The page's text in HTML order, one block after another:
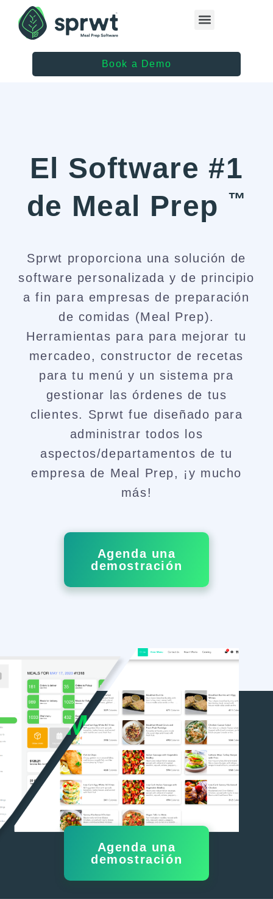
Book a Demo
El Software #1
de Meal Prep ™
Sprwt proporciona una solución de
software personalizada y de principio
a fin para empresas de preparación
de comidas (Meal Prep).
Herramientas para para mejorar tu
mercadeo, constructor de recetas
para tu menú y un sistema pra
gestionar las órdenes de tus
clientes. Sprwt fue diseñado para
administrar todos los
aspectos/departamentos de tu
empresa de Meal Prep, ¡y mucho
más!
Agenda una
demostración
Meal Prep
Software
Simplificado
Agenda una
demostración